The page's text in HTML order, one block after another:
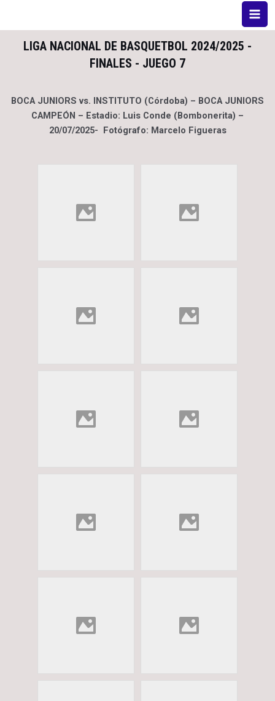
LIGA NACIONAL DE BASQUETBOL 2024/2025 -
FINALES - JUEGO 7
BOCA JUNIORS vs. INSTITUTO (Córdoba) – BOCA JUNIORS
CAMPEÓN – Estadio: Luis Conde (Bombonerita) –
20/07/2025- Fotógrafo: Marcelo Figueras